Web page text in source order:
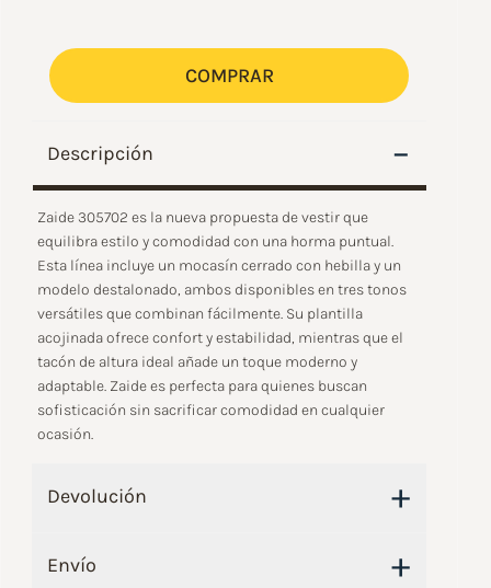
Descripción –
Zaide 305702 es la nueva propuesta de vestir que
equilibra estilo y comodidad con una horma puntual.
Esta línea incluye un mocasín cerrado con hebilla y un
modelo destalonado, ambos disponibles en tres tonos
versátiles que combinan fácilmente. Su plantilla
acojinada ofrece confort y estabilidad, mientras que el
tacón de altura ideal añade un toque moderno y
adaptable. Zaide es perfecta para quienes buscan
sofisticación sin sacrificar comodidad en cualquier
ocasión.
Devolución +
Envío +
COMPRAR